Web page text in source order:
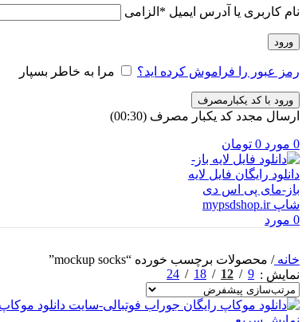
نام کاربری یا آدرس ایمیل * الزامی
ورود
رمز عبور را فراموش کرده اید؟ مرا به خاطر بسپار
ورود با کد یکبارمصرف
ارسال مجدد کد یکبار مصرف (00:
30
)
0 مورد 0 تومان
0 مورد
خانه/ محصولات برچسب خورده “mockup socks”
نمایش
9
12
18
24